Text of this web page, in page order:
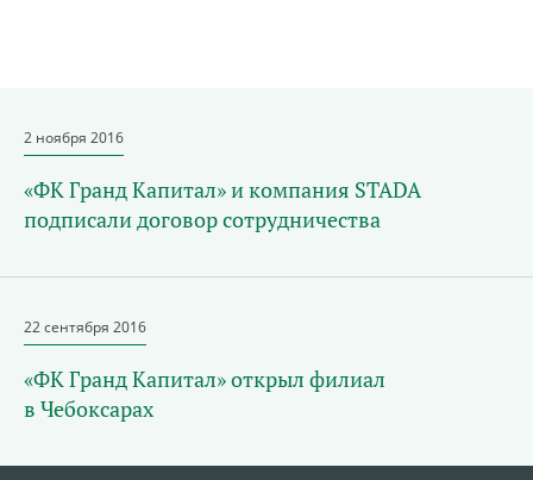
2 ноября 2016
«ФК Гранд Капитал» и компания STADA
подписали договор сотрудничества
22 сентября 2016
«ФК Гранд Капитал» открыл филиал
в Чебоксарах